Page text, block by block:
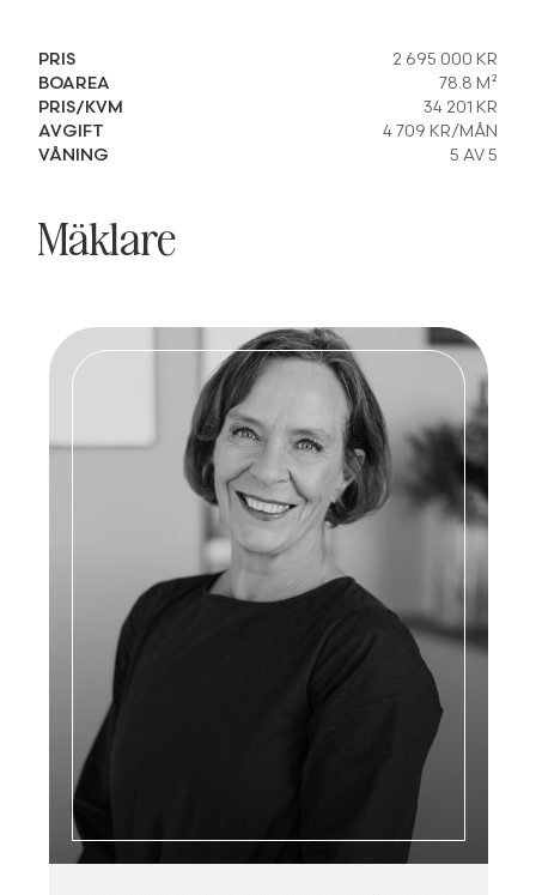
PRIS
2 695 000 KR
BOAREA
78.8 M²
PRIS/KVM
34 201 KR
AVGIFT
4 709 KR/MÅN
VÅNING
5 AV 5
Mäklare